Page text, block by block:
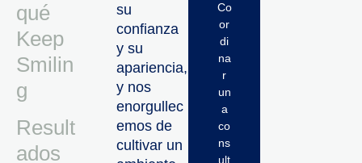
qué
Keep
Smilin
g
Result
ados
su
confianza
y su
apariencia,
y nos
enorgullec
emos de
cultivar un
Co
or
di
na
r
un
a
co
ns
ult